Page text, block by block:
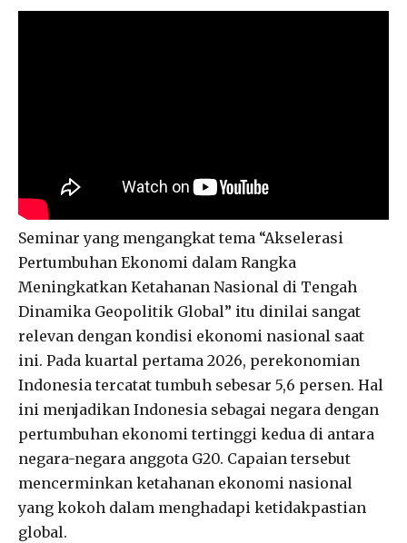
Seminar yang mengangkat tema “Akselerasi
Pertumbuhan Ekonomi dalam Rangka
Meningkatkan Ketahanan Nasional di Tengah
Dinamika Geopolitik Global” itu dinilai sangat
relevan dengan kondisi ekonomi nasional saat
ini. Pada kuartal pertama 2026, perekonomian
Indonesia tercatat tumbuh sebesar 5,6 persen. Hal
ini menjadikan Indonesia sebagai negara dengan
pertumbuhan ekonomi tertinggi kedua di antara
negara-negara anggota G20. Capaian tersebut
mencerminkan ketahanan ekonomi nasional
yang kokoh dalam menghadapi ketidakpastian
global.